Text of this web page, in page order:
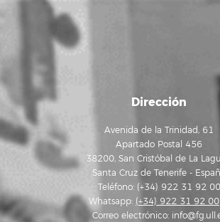
Dirección
Avenida de la Trinidad, 61
Apartado Postal 456
38200, San Cristóbal de La
Santa Cruz de Tenerife -
Teléfono: (+34) 922 31 92 00
Whatsapp: (+34) 922 31 92 00
Correo electrónico: